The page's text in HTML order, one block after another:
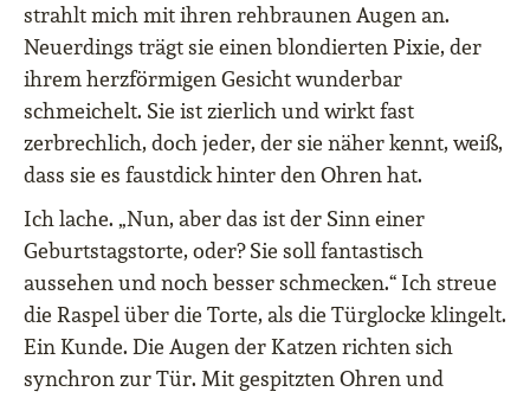
strahlt mich mit ihren rehbraunen Augen an.
Neuerdings trägt sie einen blondierten Pixie, der
ihrem herzförmigen Gesicht wunderbar
schmeichelt. Sie ist zierlich und wirkt fast
zerbrechlich, doch jeder, der sie näher kennt, weiß,
dass sie es faustdick hinter den Ohren hat.
Ich lache. „Nun, aber das ist der Sinn einer
Geburtstagstorte, oder? Sie soll fantastisch
aussehen und noch besser schmecken.“ Ich streue
die Raspel über die Torte, als die Türglocke klingelt.
Ein Kunde. Die Augen der Katzen richten sich
synchron zur Tür. Mit gespitzten Ohren und